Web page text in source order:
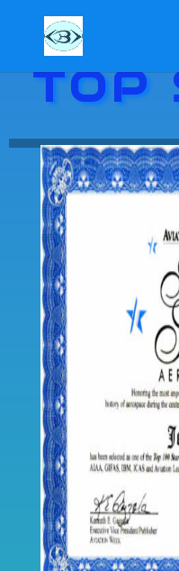
TOP